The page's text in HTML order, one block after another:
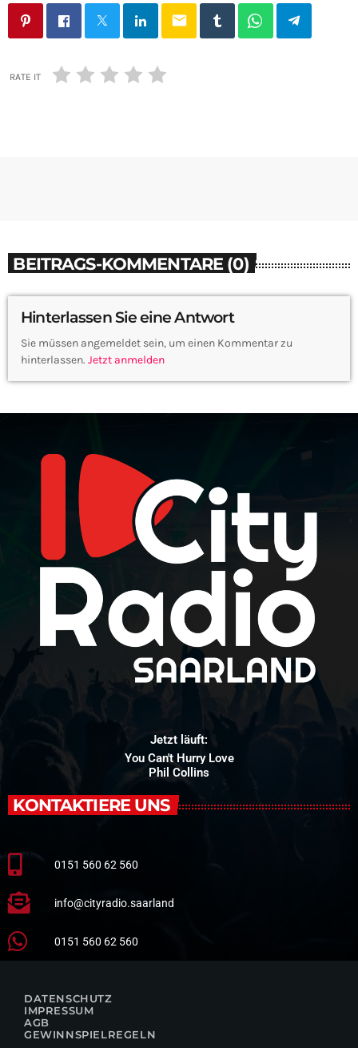
email
RATE IT
BEITRAGS-KOMMENTARE (0)
Hinterlassen Sie eine Antwort
Sie müssen angemeldet sein, um einen Kommentar zu
hinterlassen. Jetzt anmelden
Jetzt läuft:
You Can't Hurry Love
Phil Collins
KONTAKTIERE UNS
0151 560 62 560
info@cityradio.saarland
0151 560 62 560
DATENSCHUTZ
IMPRESSUM
AGB
GEWINNSPIELREGELN